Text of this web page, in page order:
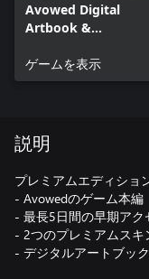
Avowed Digital
Artbook &
ゲームを表示
説明
プレミアムエディショ
- Avowedのゲーム本編
- 最長5日間の早期アク
- 2つのプレミアムスキ
- デジタルアートブッ